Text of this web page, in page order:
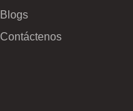
Blogs
Contáctenos